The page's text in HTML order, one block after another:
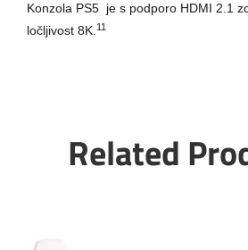
Konzola PS5 je s podporo HDMI 2.1
ločljivost 8K. 11
Related